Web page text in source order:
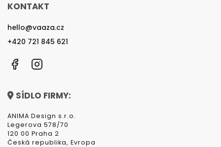
KONTAKT
hello@vaaza.cz
+420 721 845 621
Facebook
SÍDLO FIRMY:
ANIMA Design s.r.o.
Legerova 578/70
120 00 Praha 2
Česká republika, Evropa